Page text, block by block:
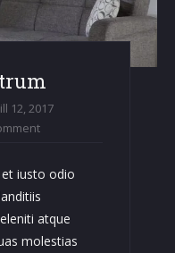
12, 2017
iusto odio
atque
molestias